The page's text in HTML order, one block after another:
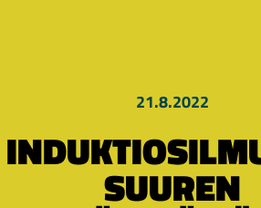
21.8.2022
SUUREN